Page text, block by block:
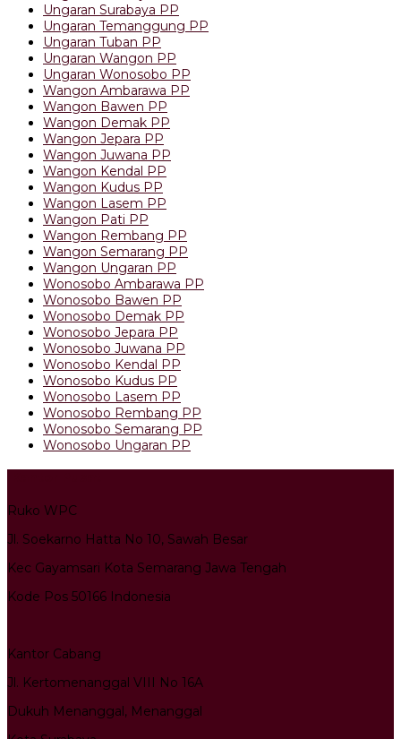
Ungaran Surabaya PP
Ungaran Temanggung PP
Ungaran Tuban PP
Ungaran Wangon PP
Ungaran Wonosobo PP
Wangon Ambarawa PP
Wangon Bawen PP
Wangon Demak PP
Wangon Jepara PP
Wangon Juwana PP
Wangon Kendal PP
Wangon Kudus PP
Wangon Lasem PP
Wangon Pati PP
Wangon Rembang PP
Wangon Semarang PP
Wangon Ungaran PP
Wonosobo Ambarawa PP
Wonosobo Bawen PP
Wonosobo Demak PP
Wonosobo Jepara PP
Wonosobo Juwana PP
Wonosobo Kendal PP
Wonosobo Kudus PP
Wonosobo Lasem PP
Wonosobo Rembang PP
Wonosobo Semarang PP
Wonosobo Ungaran PP
Ruko WPC
Jl. Soekarno Hatta No 10, Sawah Besar
Kec Gayamsari Kota Semarang Jawa Tengah
Kode Pos 50166 Indonesia
Kantor Cabang
Jl. Kertomenanggal VIII No 16A
Dukuh Menanggal, Menanggal